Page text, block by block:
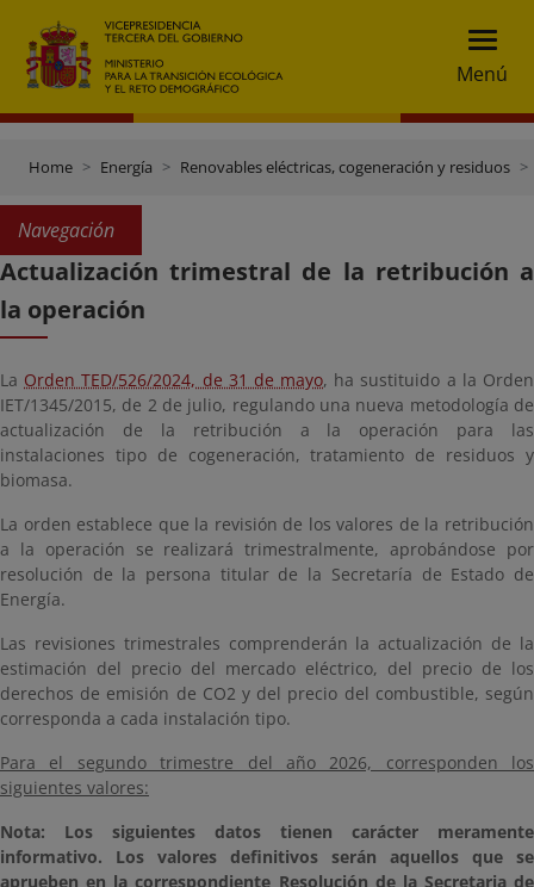
Menú
Home Energía Renovables eléctricas, cogeneración y residuos
Navegación
Actualización trimestral de la retribución a
la operación
La Orden TED/526/2024, de 31 de mayo, ha sustituido a la Orden
IET/1345/2015, de 2 de julio, regulando una nueva metodología de
actualización de la retribución a la operación para las
instalaciones tipo de cogeneración, tratamiento de residuos y
biomasa.
La orden establece que la revisión de los valores de la retribución
a la operación se realizará trimestralmente, aprobándose por
resolución de la persona titular de la Secretaría de Estado de
Energía.
Las revisiones trimestrales comprenderán la actualización de la
estimación del precio del mercado eléctrico, del precio de los
derechos de emisión de CO2 y del precio del combustible, según
corresponda a cada instalación tipo.
Para el segundo trimestre del año 2026, corresponden los
siguientes valores:
Nota: Los siguientes datos tienen carácter meramente
informativo. Los valores definitivos serán aquellos que se
aprueben en la correspondiente Resolución de la Secretaria de